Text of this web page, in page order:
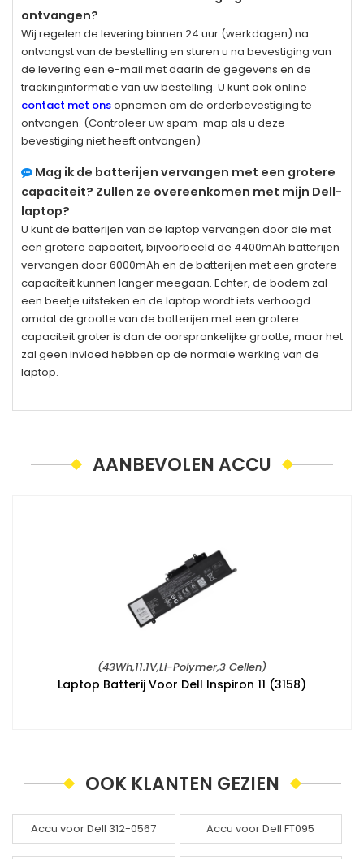
ontvangen?
Wij regelen de levering binnen 24 uur (werkdagen) na
ontvangst van de bestelling en sturen u na bevestiging van
de levering een e-mail met daarin de gegevens en de
trackinginformatie van uw bestelling. U kunt ook online
contact met onsopnemen om de orderbevestiging te
ontvangen. (Controleer uw spam-map als u deze
bevestiging niet heeft ontvangen)
Mag ik de batterijen vervangen met een grotere
capaciteit? Zullen ze overeenkomen met mijn Dell-
laptop?
U kunt de batterijen van de laptop vervangen door die met
een grotere capaciteit, bijvoorbeeld de 4400mAh batterijen
vervangen door 6000mAh en de batterijen met een grotere
capaciteit kunnen langer meegaan. Echter, de bodem zal
een beetje uitsteken en de laptop wordt iets verhoogd
omdat de grootte van de batterijen met een grotere
capaciteit groter is dan de oorspronkelijke grootte, maar het
zal geen invloed hebben op de normale werking van de
laptop.
AANBEVOLEN ACCU
(43Wh,11.1V,Li-Polymer,3 Cellen)
Laptop Batterij Voor Dell Inspiron 11 (3158)
OOK KLANTEN GEZIEN
Accu voor Dell 312-0567 Accu voor Dell FT095